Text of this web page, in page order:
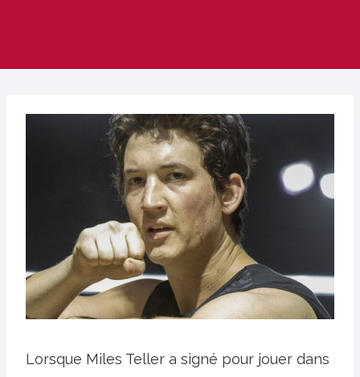
Lorsque Miles Teller a signé pour jouer dans